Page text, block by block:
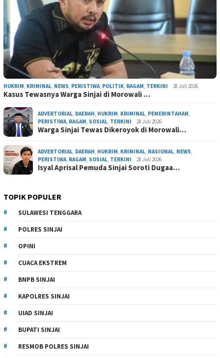
HUKRIM KRIMINAL NEWS PERISTIWA POLITIK RAGAM TERKINI 28 Juli 2026
Kasus Tewasnya Warga Sinjai di Morowali …
ADVERTORIAL DAERAH HUKRIM KRIMINAL PEMERINTAHAN
PERISTIWA RAGAM SOSIAL TERKINI 28 Juli 2026
Warga Sinjai Tewas Dikeroyok di Morowali…
ADVERTORIAL DAERAH HUKRIM KRIMINAL NASIONAL NEWS
PERISTIWA RAGAM SOSIAL TERKINI 28 Juli 2026
Isyal Aprisal Pemuda Sinjai Soroti Dugaa…
TOPIK POPULER
SULAWESI TENGGARA
POLRES SINJAI
OPINI
CUACA EKSTREM
BNPB SINJAI
KAPOLRES SINJAI
UIAD SINJAI
BUPATI SINJAI
RESMOB POLRES SINJAI